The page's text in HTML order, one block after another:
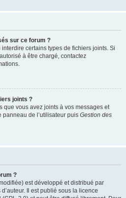
sur ce forum ?
interdire certains types de fichiers joints. Si
à être chargé, contactez
joints ?
que vous avez joints à vos messages et
de l’utilisateur puis Gestion des
?
est développé et distribué par
Il est publié sous la licence